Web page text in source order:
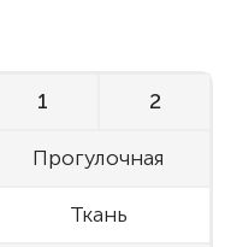
1 2
Прогулочная
Ткань